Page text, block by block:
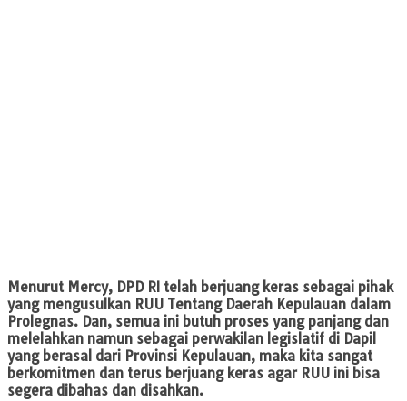
Menurut Mercy, DPD RI telah berjuang keras sebagai pihak
yang mengusulkan RUU Tentang Daerah Kepulauan dalam
Prolegnas. Dan, semua ini butuh proses yang panjang dan
melelahkan namun sebagai perwakilan legislatif di Dapil
yang berasal dari Provinsi Kepulauan, maka kita sangat
berkomitmen dan terus berjuang keras agar RUU ini bisa
segera dibahas dan disahkan.